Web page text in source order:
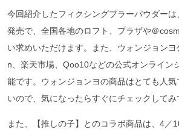
今回紹介したフィクシングブラーパウダー
発売で、全国各地のロフト、プラザや＠
い求めいただけます。また、ウォンジョン
n、楽天市場、Qoo10などの公式オンライン
能です。ウォンジョンヨの商品はとても人
いので、気になったらすぐにチェックして
また、【推しの子】とのコラボ商品は、4／